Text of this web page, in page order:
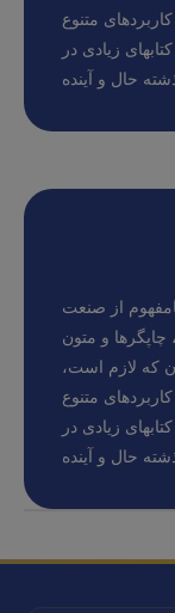
متنوع
زیادی در
از صنعت
و متون
که لازم است،
متنوع
زیادی در